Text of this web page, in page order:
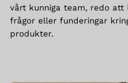
vårt kunniga team, redo att
frågor eller funderingar
produkter.